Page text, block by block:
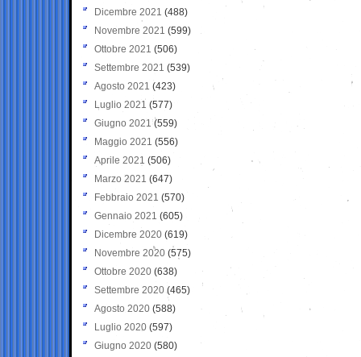
Dicembre 2021 (488)
Novembre 2021 (599)
Ottobre 2021 (506)
Settembre 2021 (539)
Agosto 2021 (423)
Luglio 2021 (577)
Giugno 2021(559)
Maggio 2021 (556)
Aprile 2021 (506)
Marzo 2021 (647)
Febbraio 2021 (570)
Gennaio 2021 (605)
Dicembre 2020 (619)
Novembre 2020 (575)
Ottobre 2020 (638)
Settembre 2020(465)
Agosto 2020 (588)
Luglio 2020 (597)
Giugno 2020 (580)